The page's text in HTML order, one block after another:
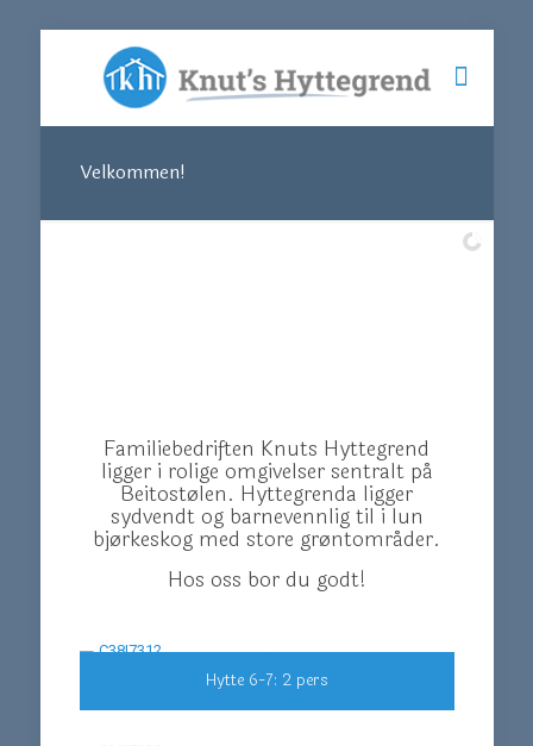
Velkommen!
Familiebedriften Knuts Hyttegrend
ligger i rolige omgivelser sentralt på
Beitostølen. Hyttegrenda ligger
sydvendt og barnevennlig til i lun
bjørkeskog med store grøntområder.
Hos oss bor du godt!
Hytte 6-7: 2 pers